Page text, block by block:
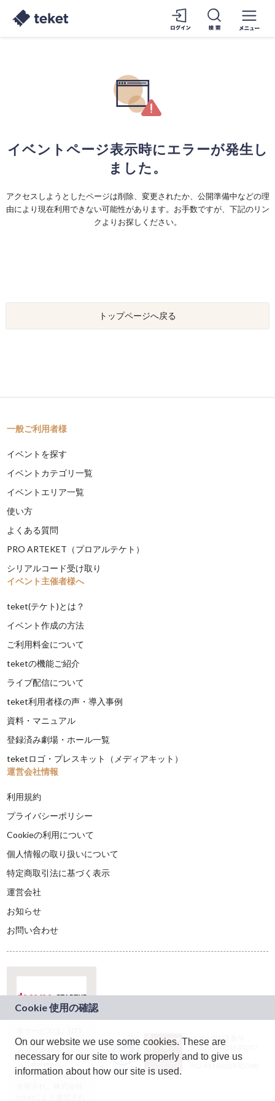
イベントページ表示時にエラーが発生し
ました。
アクセスしようとしたページは削除、変更されたか、公開準備中などの理
由により現在利用できない可能性があります。お手数ですが、下記のリン
クよりお探しください。
トップページへ戻る
一般ご利用者様
イベントを探す
イベントカテゴリ一覧
イベントエリア一覧
使い方
よくある質問
PRO ARTEKET（プロアルテケト）
シリアルコード受け取り
イベント主催者様へ
teket(テケト)とは？
イベント作成の方法
ご利用料金について
teketの機能ご紹介
ライブ配信について
teket利用者様の声・導入事例
資料・マニュアル
登録済み劇場・ホール一覧
teketロゴ・プレスキット（メディアキット）
運営会社情報
利用規約
プライバシーポリシー
Cookieの利用について
個人情報の取り扱いについて
特定商取引法に基づく表示
運営会社
お知らせ
お問い合わせ
ドコモグループの新
規事業創出プログラ
ム「docomo
STARTUP」を通じて
JASRAC許諾番号：
9024936001Y45037
JASRAC許諾番号：
On our website we use some cookies. These are
necessary for our site to work properly and to give us
information about how our site is used.